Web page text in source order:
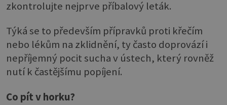
zkontrolujte nejprve příbalový leták.
Týká se to především přípravků proti křečím
nebo lékům na zklidnění, ty často doprovází i
nepříjemný pocit sucha v ústech, který rovněž
nutí k častějšímu popíjení.
Co pít v horku?